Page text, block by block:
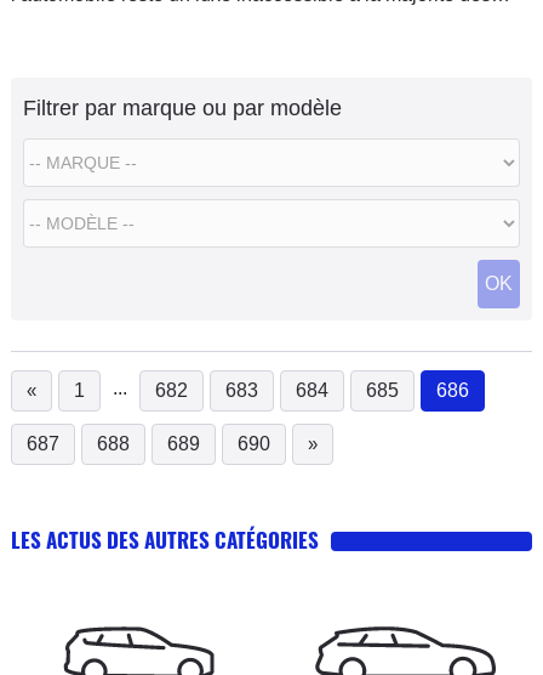
Filtrer par marque ou par modèle
OK
« 1 ... 682 683 684 685 686
687
688 689 690 »
LES ACTUS DES AUTRES CATÉGORIES